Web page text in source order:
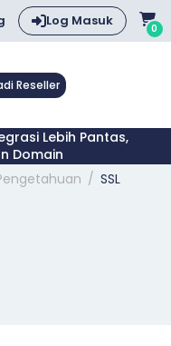
Log Masuk 0
Reseller
Lebih Pantas,
Domain
SSL